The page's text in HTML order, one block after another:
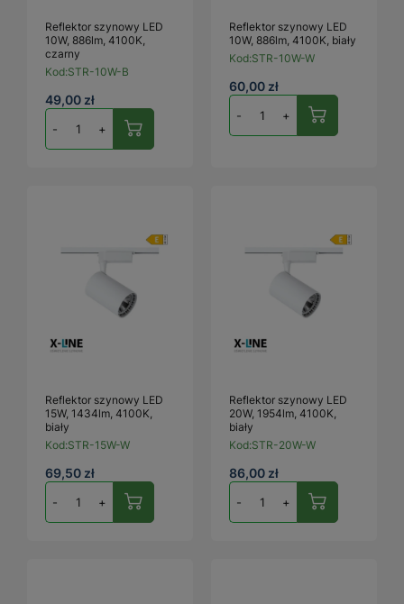
Reflektor szynowy LED
10W, 886lm, 4100K,
czarny
Kod:STR-10W-B
49,00 zł
- +
Reflektor szynowy LED
10W, 886lm, 4100K, biały
Kod:STR-10W-W
60,00 zł
- +
Reflektor szynowy LED
15W, 1434lm, 4100K,
biały
Kod:STR-15W-W
69,50 zł
- +
Reflektor szynowy LED
20W, 1954lm, 4100K,
biały
Kod:STR-20W-W
86,00 zł
- +